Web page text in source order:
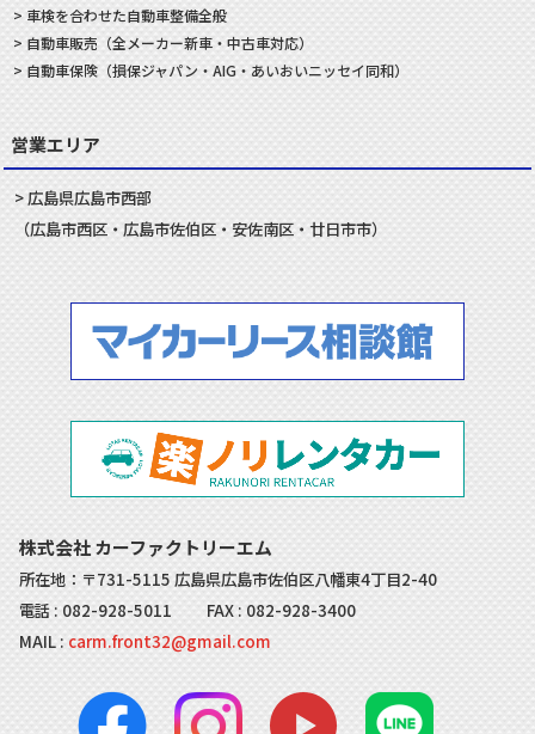
車検を合わせた自動車整備全般
自動車販売 （全メーカー新車・中古車対応）
自動車保険（損保ジャパン・AIG・あいおいニッセイ同和）
営業エリア
広島県広島市西部
（広島市西区・ 広島市佐伯区・ 安佐南区・ 廿日市市）
株式会社 カーファクトリーエム
所在地：〒731-5115 広島県広島市佐伯区八幡東4丁目2-40
電話 : 082-928-5011 FAX : 082-928-3400
MAIL : carm.front32@gmail.com